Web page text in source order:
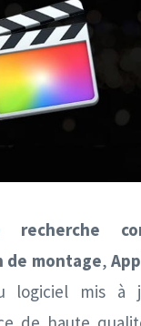
recherche
de montage,
logiciel mis à